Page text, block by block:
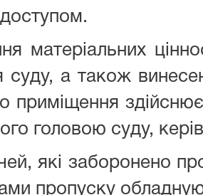
матеріальних
суду, а також
приміщення
головою суду,
які заборонено
пропуску